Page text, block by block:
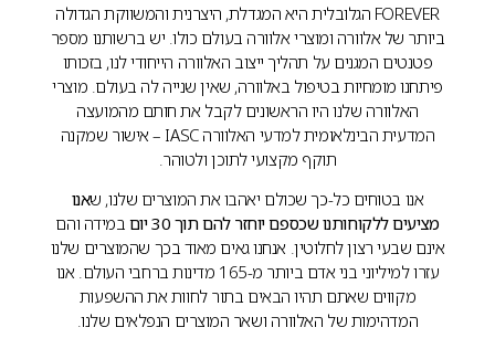
FOREVER הגלובלית היא המגדלת, היצרנית והמשווקת הגדולה
ביותר של אלוורה ומוצרי אלוורה בעולם כולו. יש ברשותנו מספר
פטנטים המגנים על תהליך ייצוב האלוורה הייחודי לנו, בזכותו
פיתחנו מומחיות בטיפול באלוורה, שאין שנייה לה בעולם. מוצרי
האלוורה שלנו היו הראשונים לקבל את חותם מהמועצה
המדעית הבינלאומית למדעי האלוורה IASC – אישור שמקנה
תוקף מקצועי לתוכן ולטוהר.
אנו בטוחים כל-כך שכולם יאהבו את המוצרים שלנו, שאנו
מציעים ללקוחותנו שכספם יוחזר להם תוך 30 יום
במידה והם
אינם שבעי רצון לחלוטין. אנחנו גאים מאוד בכך שהמוצרים שלנו
עזרו למיליוני בני אדם ביותר מ-165 מדינות ברחבי העולם. אנו
מקווים שאתם תהיו הבאים בתור לחוות את ההשפעות
המדהימות של האלוורה ושאר המוצרים הנפלאים שלנו.